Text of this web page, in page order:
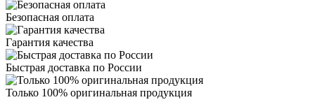
Безопасная оплата
Гарантия качества
Быстрая доставка по России
Только 100% оригинальная продукция